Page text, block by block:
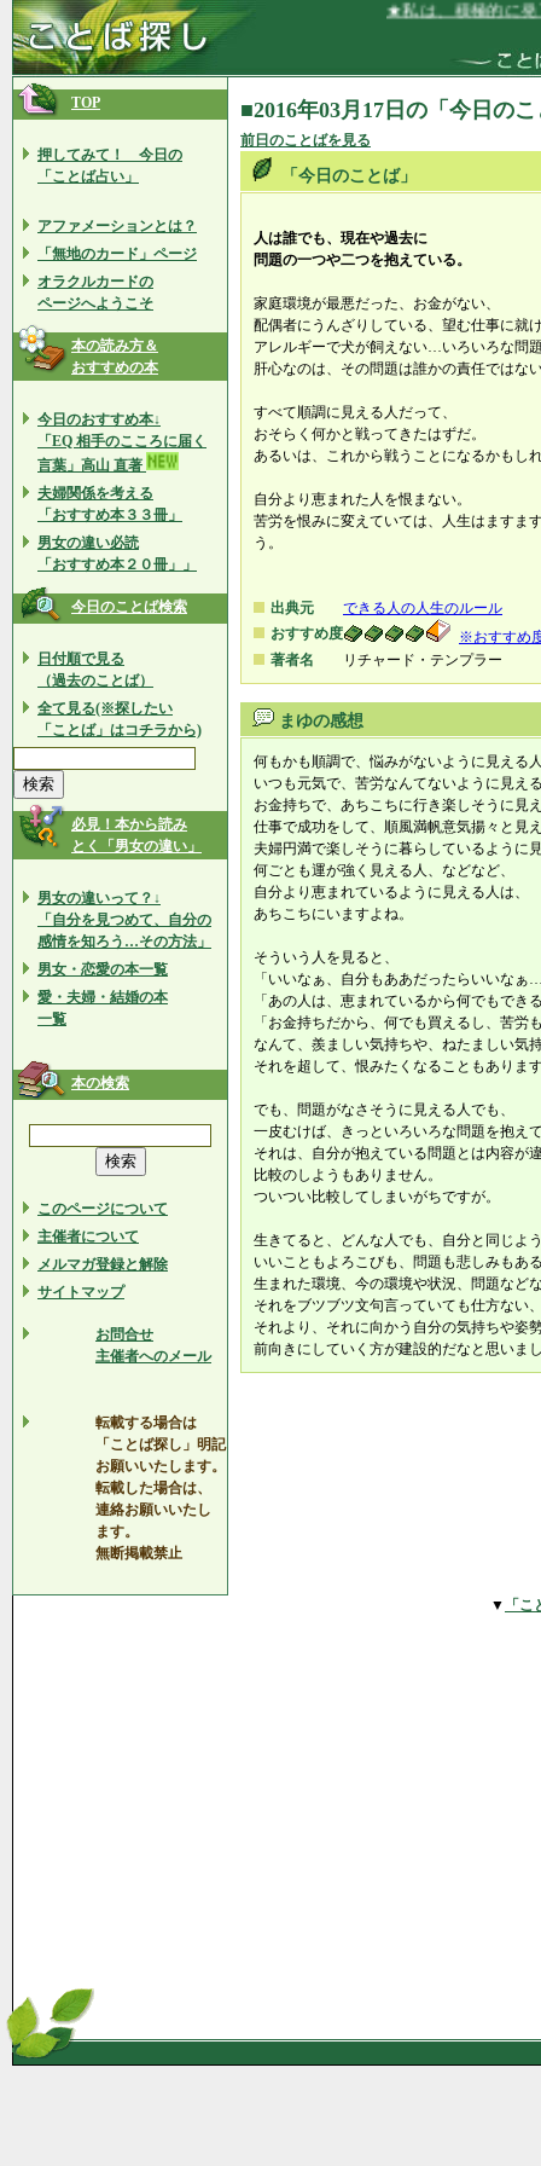
★私は、積極的に発言
TOP
押してみて！ 今日の
「ことば占い」
アファメーションとは？
「無地のカード」ページ
オラクルカードの
ページへようこそ
本の読み方＆
おすすめの本
今日のおすすめ本↓
「EQ 相手のこころに届く
言葉」高山 直著
夫婦関係を考える
「おすすめ本３３冊」
男女の違い必読
「おすすめ本２０冊」」
今日のことば検索
日付順で見る
（過去のことば）
全て見る(※探したい
「ことば」はコチラから)
必見！本から読み
とく「男女の違い」
男女の違いって？↓
「自分を見つめて、自分の
感情を知ろう…その方法」
男女・恋愛の本一覧
愛・夫婦・結婚の本
一覧
本の検索
このページについて
主催者について
メルマガ登録と解除
サイトマップ
お問合せ
主催者へのメール
転載する場合は
「ことば探し」明記
お願いいたします。
転載した場合は、
連絡お願いいたし
ます。
無断掲載禁止
■2016年03月17日の「今日の
前日のことばを見る
「今日のことば」
人は誰でも、現在や過去に
問題の一つや二つを抱えている。
家庭環境が最悪だった、お金がない、
配偶者にうんざりしている、望む仕事に就
アレルギーで犬が飼えない…いろいろな問
肝心なのは、その問題は誰かの責任ではな
すべて順調に見える人だって、
おそらく何かと戦ってきたはずだ。
あるいは、これから戦うことになるかもし
自分より恵まれた人を恨まない。
苦労を恨みに変えていては、人生はますま
う。
出典元
できる人の人生のルール
おすすめ度
※おすすめ
著者名
リチャード・テンプラー
まゆの感想
何もかも順調で、悩みがないように見える
いつも元気で、苦労なんてないように見え
お金持ちで、あちこちに行き楽しそうに見
仕事で成功をして、順風満帆意気揚々と見
夫婦円満で楽しそうに暮らしているように
何ごとも運が強く見える人、などなど、
自分より恵まれているように見える人は、
あちこちにいますよね。
そういう人を見ると、
「いいなぁ、自分もああだったらいいなぁ
「あの人は、恵まれているから何でもでき
「お金持ちだから、何でも買えるし、苦労
なんて、羨ましい気持ちや、ねたましい気
それを超して、恨みたくなることもありま
でも、問題がなさそうに見える人でも、
一皮むけば、きっといろいろな問題を抱え
それは、自分が抱えている問題とは内容が
比較のしようもありません。
ついつい比較してしまいがちですが。
生きてると、どんな人でも、自分と同じよ
いいこともよろこびも、問題も悲しみもあ
生まれた環境、今の環境や状況、問題など
それをブツブツ文句言っていても仕方ない
それより、それに向かう自分の気持ちや姿
前向きにしていく方が建設的だなと思いま
▼ 「